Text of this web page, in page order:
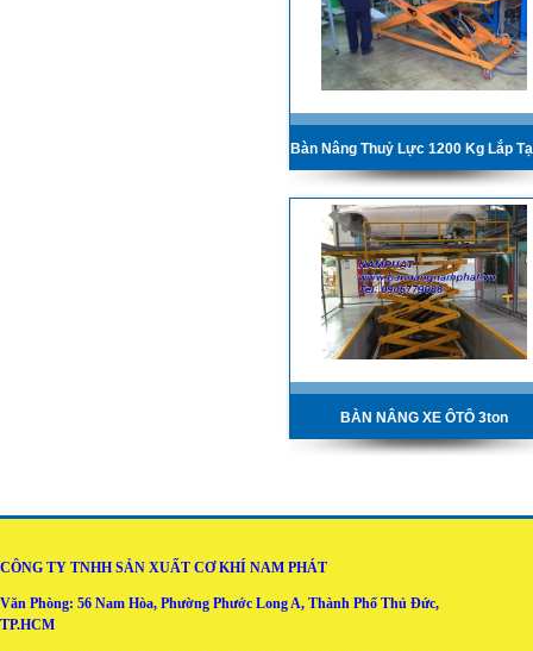
BÀN NÂNG XE ÔTÔ 3ton
CÔNG TY TNHH SẢN XUẤT CƠ KHÍ NAM PHÁT
Văn Phòng: 56 Nam Hòa, Phường Phước Long A, Thành Phố Thủ Đức,
TP.HCM